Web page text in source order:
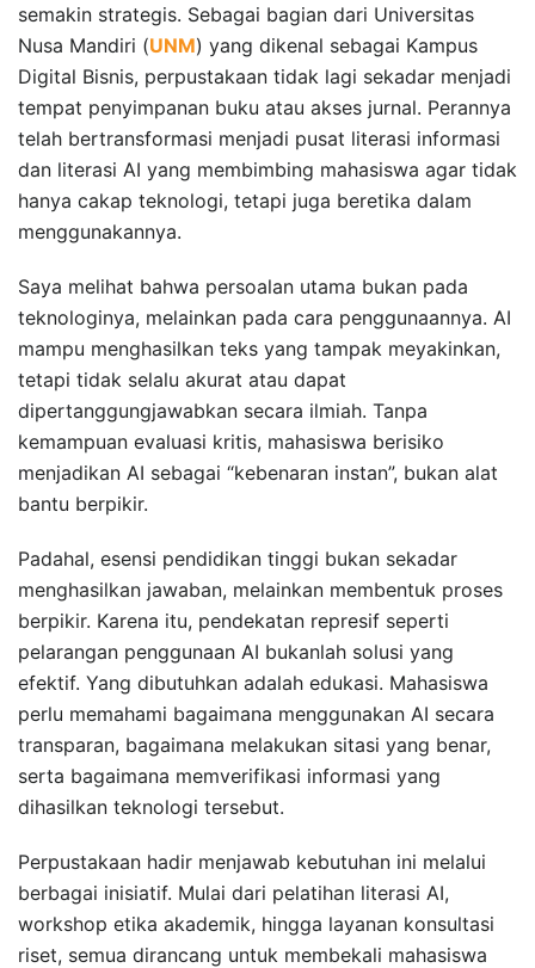
semakin strategis. Sebagai bagian dari Universitas
Nusa Mandiri (UNM) yang dikenal sebagai Kampus
Digital Bisnis, perpustakaan tidak lagi sekadar menjadi
tempat penyimpanan buku atau akses jurnal. Perannya
telah bertransformasi menjadi pusat literasi informasi
dan literasi AI yang membimbing mahasiswa agar tidak
hanya cakap teknologi, tetapi juga beretika dalam
menggunakannya.
Saya melihat bahwa persoalan utama bukan pada
teknologinya, melainkan pada cara penggunaannya. AI
mampu menghasilkan teks yang tampak meyakinkan,
tetapi tidak selalu akurat atau dapat
dipertanggungjawabkan secara ilmiah. Tanpa
kemampuan evaluasi kritis, mahasiswa berisiko
menjadikan AI sebagai “kebenaran instan”, bukan alat
bantu berpikir.
Padahal, esensi pendidikan tinggi bukan sekadar
menghasilkan jawaban, melainkan membentuk proses
berpikir. Karena itu, pendekatan represif seperti
pelarangan penggunaan AI bukanlah solusi yang
efektif. Yang dibutuhkan adalah edukasi. Mahasiswa
perlu memahami bagaimana menggunakan AI secara
transparan, bagaimana melakukan sitasi yang benar,
serta bagaimana memverifikasi informasi yang
dihasilkan teknologi tersebut.
Perpustakaan hadir menjawab kebutuhan ini melalui
berbagai inisiatif. Mulai dari pelatihan literasi AI,
workshop etika akademik, hingga layanan konsultasi
riset, semua dirancang untuk membekali mahasiswa